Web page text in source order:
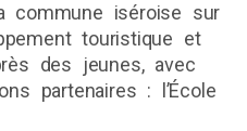
commune iséroise sur
touristique et
des jeunes, avec
partenaires : l’École